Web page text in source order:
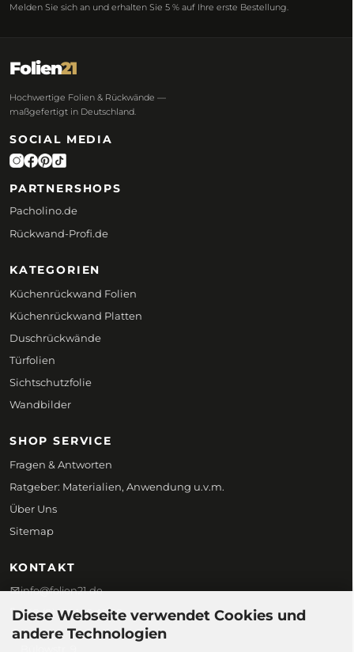
Diese Webseite verwendet Cookies und
andere Technologien
Melden Sie sich an und erhalten Sie 5 % auf Ihre erste Bestellung.
Folien21
Hochwertige Folien & Rückwände —
maßgefertigt in Deutschland.
SOCIAL MEDIA
PARTNERSHOPS
Pacholino.de
Rückwand-Profi.de
KATEGORIEN
Küchenrückwand Folien
Küchenrückwand Platten
Duschrückwände
Türfolien
Sichtschutzfolie
Wandbilder
SHOP SERVICE
Fragen & Antworten
Ratgeber: Materialien, Anwendung u.v.m.
Über Uns
Sitemap
KONTAKT
info@folien21.de
+49 (0) 172 186 45 98
Folien21